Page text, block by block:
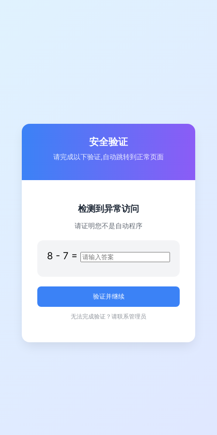
安全验证
请完成以下验证,自动跳转到正常页面
检测到异常访问
请证明您不是自动程序
8 - 7 =
无法完成验证？请联系管理员